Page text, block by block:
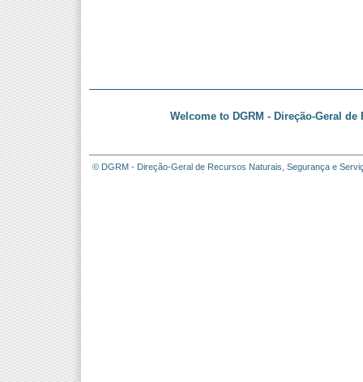
Welcome to DGRM - Direção-Geral
© DGRM - Direção-Geral de Recursos Naturais, Segurança e